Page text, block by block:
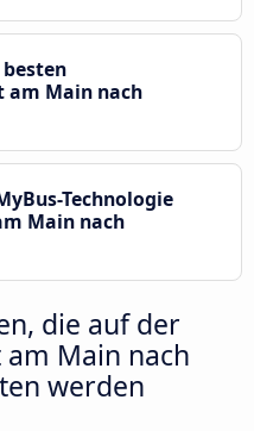
am Main nach
Technologie
Main nach
die auf der
Main nach
werden